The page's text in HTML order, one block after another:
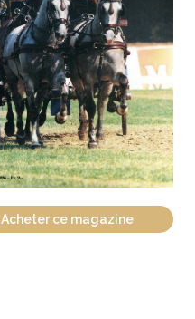
Acheter ce magazine